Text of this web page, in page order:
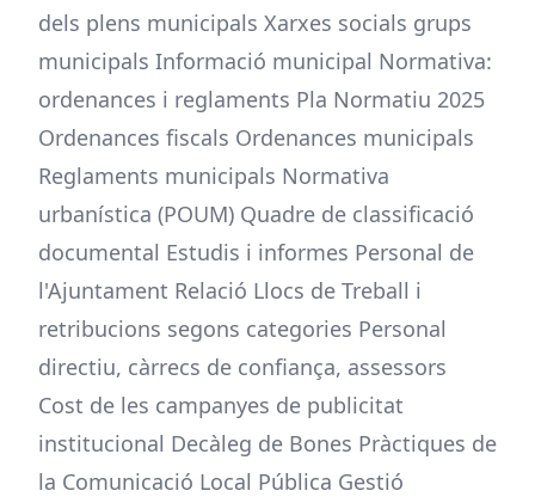
dels plens municipals Xarxes socials grups
municipals Informació municipal Normativa:
ordenances i reglaments Pla Normatiu 2025
Ordenances fiscals Ordenances municipals
Reglaments municipals Normativa
urbanística (POUM) Quadre de classificació
documental Estudis i informes Personal de
l'Ajuntament Relació Llocs de Treball i
retribucions segons categories Personal
directiu, càrrecs de confiança, assessors
Cost de les campanyes de publicitat
institucional Decàleg de Bones Pràctiques de
la Comunicació Local Pública Gestió